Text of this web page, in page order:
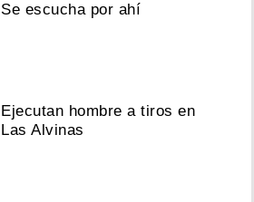
Se escucha por ahí
Ejecutan hombre a tiros en
Las Alvinas